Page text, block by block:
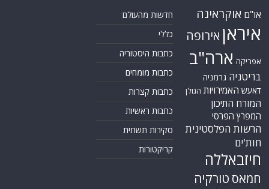
או"ם אוקראינה
איראן אירופה
אפריקה ארה"ב
בריטניה גרמניה
דאעש האמירויות הגולן
המזרח התיכון
המפרץ הפרסי
הרשות הפלסטינית
חות'ים
חיזבאללה
חמאס טורקיה
חדשות מהעולם
כללי
כתבות היסטוריה
כתבות מומחים
כתבות קצרות
כתבות ראשיות
סקירות תשתית
קריקטורות